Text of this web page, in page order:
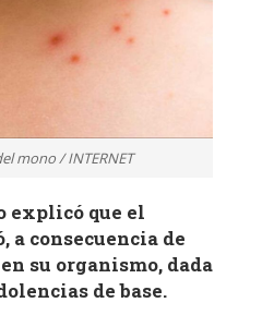
mono / INTERNET
explicó que el
a consecuencia de
su organismo, dada
de base.